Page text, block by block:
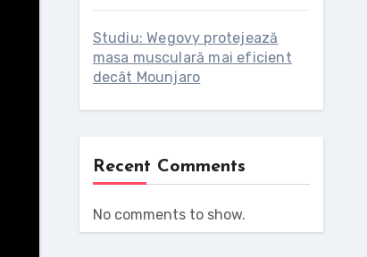
Studiu: Wegovy protejează
masa musculară mai eficient
decât Mounjaro
Recent Comments
No comments to show.